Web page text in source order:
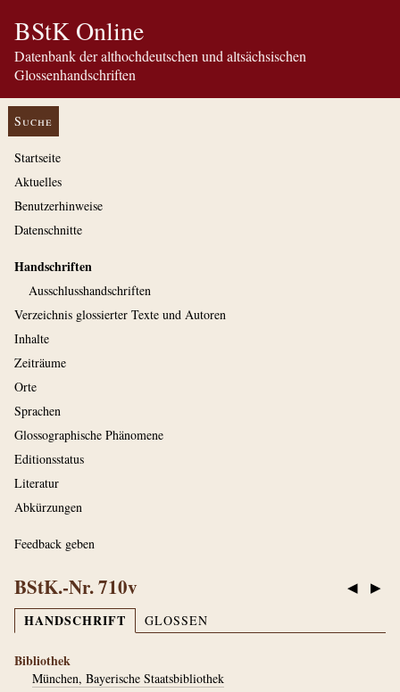
BStK Online
Datenbank der althochdeutschen und altsächsischen
Glossenhandschriften
Suche
Startseite
Aktuelles
Benutzerhinweise
Datenschnitte
Handschriften
Ausschluss­handschriften
Verzeichnis glossierter Texte und Autoren
Inhalte
Zeiträume
Orte
Sprachen
Glossographische Phänomene
Editionsstatus
Literatur
Abkürzungen
Feedback geben
◀ ▶
BStK.-Nr. 710v
HANDSCHRIFT GLOSSEN
Bibliothek
München, Bayerische Staatsbibliothek